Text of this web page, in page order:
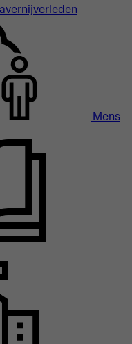
Mens